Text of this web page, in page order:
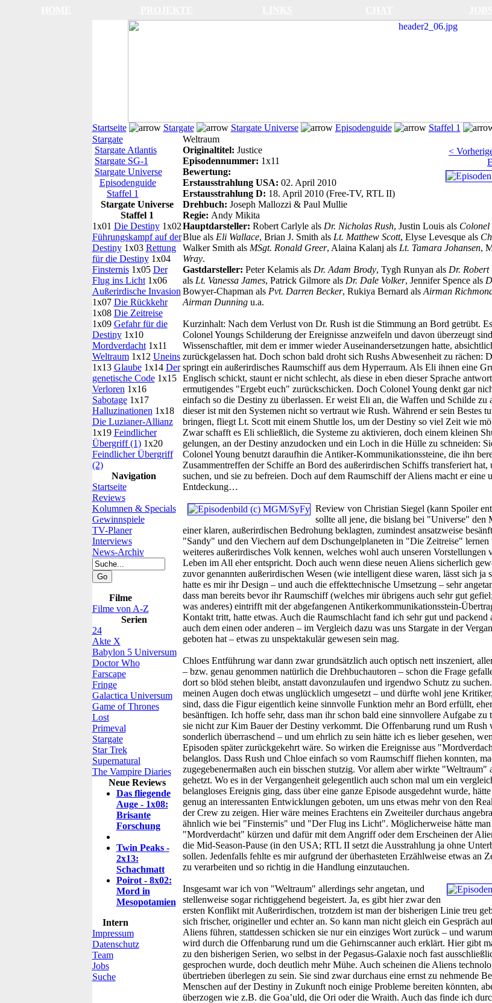
Startseite Stargate Stargate Universe Episodenguide Staffel 1
Stargate
Stargate Atlantis
Stargate SG-1
Stargate Universe
Episodenguide
Staffel 1
Stargate Universe
Staffel 1
1x01 Die Destiny1x02
Führungskampf auf der
Destiny1x03 Rettung
für die Destiny1x04
Finsternis1x05 Der
Flug ins Licht1x06
Außerirdische Invasion
1x07 Die Rückkehr
1x08 Die Zeitreise
1x09 Gefahr für die
Destiny1x10
Mordverdacht1x11
Weltraum1x12 Uneins
1x13 Glaube1x14 Der
genetische Code1x15
Verloren 1x16
Sabotage1x17
Halluzinationen 1x18
Die Luzianer-Allianz
1x19 Feindlicher
Übergriff (1)1x20
Feindlicher Übergriff
(2)
Navigation
Startseite
Reviews
Kolumnen & Specials
Gewinnspiele
TV-Planer
Interviews
News-Archiv
Filme
Filme von A-Z
Serien
24
Akte X
Babylon 5 Universum
Doctor Who
Farscape
Fringe
Galactica Universum
Game of Thrones
Lost
Primeval
Stargate
Star Trek
Supernatural
The Vampire Diaries
Neue Reviews
Das fliegende
Auge - 1x08:
Brisante
Forschung
Twin Peaks -
2x13:
Schachmatt
Poirot - 8x02:
Mord in
Mesopotamien
Intern
Impressum
Datenschutz
Team
Jobs
Suche
Weltraum
<
Originaltitel: Justice
Episodennummer: 1x11
Bewertung:
Erstausstrahlung USA: 02. April 2010
Erstausstrahlung D: 18. April 2010 (Free-TV, RTL II)
Drehbuch: Joseph Mallozzi & Paul Mullie
Regie: Andy Mikita
Hauptdarsteller: Robert Carlyle als Dr. Nicholas Rush, Justin Louis als Colonel
Blue als Eli Wallace, Brian J. Smith als Lt. Matthew Scott, Elyse Levesque als
Walker Smith als MSgt. Ronald Greer, Alaina Kalanj als Lt. Tamara Johansen,
Wray.
Gastdarsteller: Peter Kelamis als Dr. Adam Brody, Tygh Runyan als Dr. Robert
als Lt. Vanessa James, Patrick Gilmore als Dr. Dale Volker, Jennifer Spence als
Bowyer-Chapman als Pvt. Darren Becker, Rukiya Bernard als Airman
Airman Dunningu.a.
Kurzinhalt: Nach dem Verlust von Dr. Rush ist die Stimmung an Bord getrübt.
Colonel Youngs Schilderung der Ereignisse anzweifeln und davon überzeugt
Wissenschaftler, mit dem er immer wieder Auseinandersetzungen hatte,
zurückgelassen hat. Doch schon bald droht sich Rushs Abwesenheit zu rächen:
springt ein außerirdisches Raumschiff aus dem Hyperraum. Als Eli ihnen eine
Englisch schickt, staunt er nicht schlecht, als diese in eben dieser Sprache
ermutigendes "Ergebt euch" zurückschicken. Doch Colonel Young denkt gar
einfach so die Destiny zu überlassen. Er weist Eli an, die Waffen und Schilde zu
dieser ist mit den Systemen nicht so vertraut wie Rush. Während er sein Bestes
bringen, fliegt Lt. Scott mit einem Shuttle los, um der Destiny so viel Zeit wie
Zwar schafft es Eli schließlich, die Systeme zu aktivieren, doch einem kleinen
gelungen, an der Destiny anzudocken und ein Loch in die Hülle zu schneiden:
Colonel Young benutzt daraufhin die Antiker-Kommunikationssteine, die ihn
Zusammentreffen der Schiffe an Bord des außerirdischen Schiffs transferiert hat,
suchen, und sie zu befreien. Doch auf dem Raumschiff der Aliens macht er eine
Entdeckung…
Review von Christian Siegel (kann Spoiler
sollte all jene, die bislang bei "Universe" den
einer klaren, außerirdischen Bedrohung beklagten, zumindest ansatzweise
"Sandy" und den Viechern auf dem Dschungelplaneten in "Die Zeitreise"
weiteres außerirdisches Volk kennen, welches wohl auch unseren Vorstellungen
Leben im All eher entspricht. Doch auch wenn diese neuen Aliens sicherlich
zuvor genannten außerirdischen Wesen (wie intelligent diese waren, lässt sich ja
hatte es mir ihr Design – und auch die effekttechnische Umsetzung – sehr
dass man bereits bevor ihr Raumschiff (welches mir übrigens auch sehr gut
was anderes) eintrifft mit der abgefangenen Antikerkommunikationsstein-
Kontakt tritt, hatte etwas. Auch die Raumschlacht fand ich sehr gut und packend
auch dem einen oder anderen – im Vergleich dazu was uns Stargate in der
geboten hat – etwas zu unspektakulär gewesen sein mag.
Chloes Entführung war dann zwar grundsätzlich auch optisch nett inszeniert,
– bzw. genau genommen natürlich die Drehbuchautoren – schon die Frage
dort so blöd stehen bleibt, anstatt davonzulaufen und irgendwo Schutz zu
meinen Augen doch etwas unglücklich umgesetzt – und dürfte wohl jene
sind, dass die Figur eigentlich keine sinnvolle Funktion mehr an Bord erfüllt,
besänftigen. Ich hoffe sehr, dass man ihr schon bald eine sinnvollere Aufgabe zu
sie nicht zur Kim Bauer der Destiny verkommt. Die Offenbarung rund um Rush
sonderlich überraschend – und um ehrlich zu sein hätte ich es lieber gesehen,
Episoden später zurückgekehrt wäre. So wirken die Ereignisse aus
belanglos. Dass Rush und Chloe einfach so vom Raumschiff fliehen konnten,
zugegebenermaßen auch ein bisschen stutzig. Vor allem aber wirkte "Weltraum"
gehetzt. Wo es in der Vergangenheit gelegentlich auch schon mal um ein
belangloses Ereignis ging, dass über eine ganze Episode ausgedehnt wurde,
genug an interessanten Entwicklungen geboten, um uns etwas mehr von den
der Crew zu zeigen. Hier wäre meines Erachtens ein Zweiteiler durchaus
ähnlich wie bei "Finsternis" und "Der Flug ins Licht". Möglicherweise hätte man
"Mordverdacht" kürzen und dafür mit dem Angriff oder dem Erscheinen der
die Mid-Season-Pause (in den USA; RTL II setzt die Ausstrahlung ja ohne
sollen. Jedenfalls fehlte es mir aufgrund der überhasteten Erzählweise etwas an
zu verarbeiten und so richtig in die Handlung einzutauchen.
Insgesamt war ich von "Weltraum" allerdings sehr angetan, und
stellenweise sogar richtiggehend begeistert. Ja, es gibt hier zwar den
ersten Konflikt mit Außerirdischen, trotzdem ist man der bisherigen Linie treu
sich frischer, origineller und echter an. So kann man nicht gleich ein Gespräch
Aliens führen, stattdessen schicken sie nur ein einziges Wort zurück – und
wird durch die Offenbarung rund um die Gehirnscanner auch erklärt. Hier gibt
zu den bisherigen Serien, wo selbst in der Pegasus-Galaxie noch fast
gesprochen wurde, doch deutlich mehr Mühe. Auch scheinen die Aliens
übertrieben überlegen zu sein. Sie sind zwar durchaus eine ernst zu nehmende
Menschen auf der Destiny in Zukunft noch einige Probleme bereiten könnten,
überzogen wie z.B. die Goa’uld, die Ori oder die Wraith. Auch das finde ich